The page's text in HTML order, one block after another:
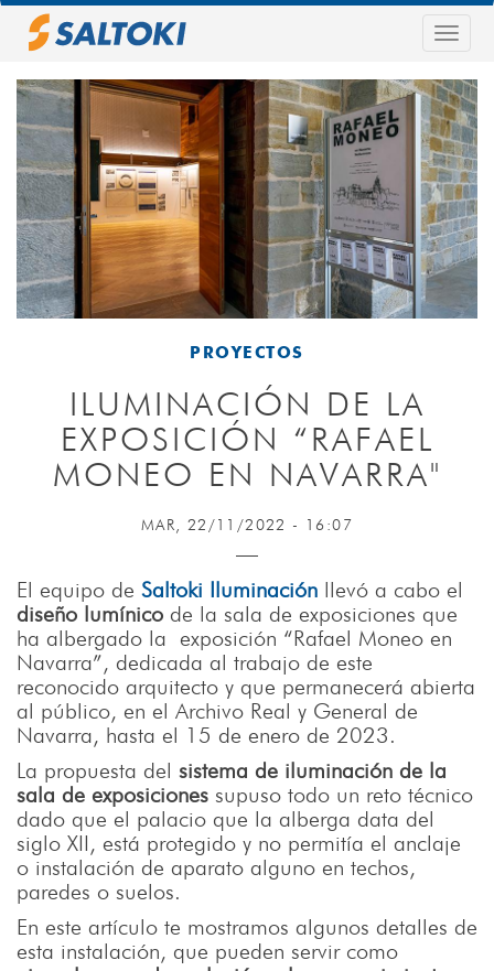
Pasar
principal
PROYECTOS
ILUMINACIÓN DE LA
EXPOSICIÓN “RAFAEL
MONEO EN NAVARRA"
MAR, 22/11/2022 - 16:07
El equipo de Saltoki Iluminación llevó a cabo el
diseño lumínico de la sala de exposiciones que
ha albergado la exposición “Rafael Moneo en
Navarra”, dedicada al trabajo de este
reconocido arquitecto y que permanecerá abierta
al público, en el Archivo Real y General de
Navarra, hasta el 15 de enero de 2023.
La propuesta del sistema de iluminación de la
sala de exposiciones supuso todo un reto técnico
dado que el palacio que la alberga data del
siglo XII, está protegido y no permitía el anclaje
o instalación de aparato alguno en techos,
paredes o suelos.
En este artículo te mostramos algunos detalles de
esta instalación, que pueden servir como